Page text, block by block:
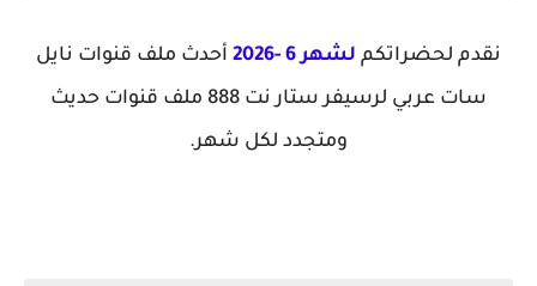
نقدم لحضراتكم لشهر 6 -2026
أحدث ملف قنوات نايل
سات عربي لرسيفر ستار نت 888 ملف قنوات حديث
ومتجدد لكل شهر.